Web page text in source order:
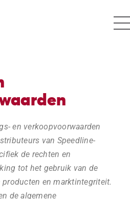
en verkoopvoorwaarden
van Speedline-
de rechten en
tot het gebruik van de
en marktintegriteit.
de algemene